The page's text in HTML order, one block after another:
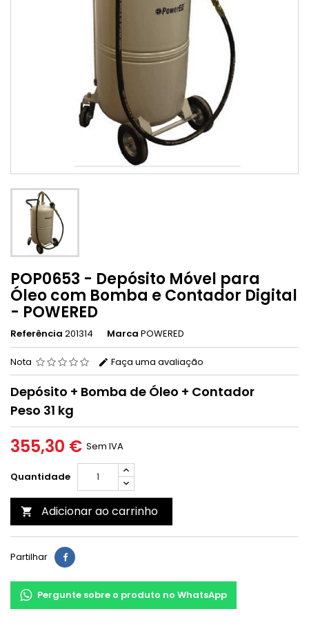
POP0653 - Depósito Móvel para
Óleo com Bomba e Contador Digital
- POWERED
Referência 201314 Marca POWERED
Nota Faça uma avaliação
Depósito + Bomba de Óleo + Contador
Peso 31 kg
355,30 € Sem IVA
Quantidade
 Adicionar ao carrinho
Partilhar
Pergunte sobre o produto no WhatsApp